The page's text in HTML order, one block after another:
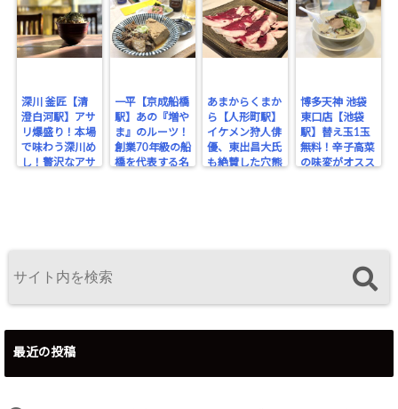
深川 釜匠【清
澄白河駅】アサ
リ爆盛り！本場
で味わう深川め
し！贅沢なアサ
一平【京成船橋
駅】あの『増や
ま』のルーツ！
創業70年級の船
橋を代表する名
あまからくまか
ら【人形町駅】
イケメン狩人俳
優、東出昌大氏
も絶賛した穴熊
博多天神 池袋
東口店【池袋
駅】替え玉1玉
無料！辛子高菜
の味変がオスス
最近の投稿